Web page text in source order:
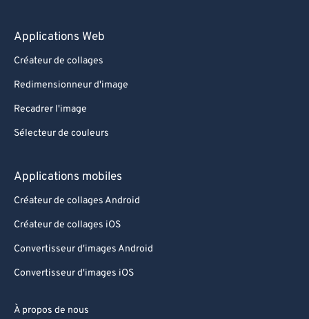
Applications Web
Créateur de collages
Redimensionneur d'image
Recadrer l'image
Sélecteur de couleurs
Applications mobiles
Créateur de collages Android
Créateur de collages iOS
Convertisseur d'images Android
Convertisseur d'images iOS
À propos de nous